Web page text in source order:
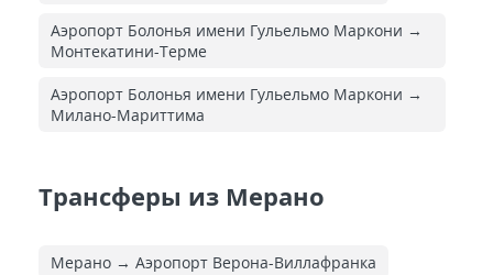
Аэропорт Болонья имени Гульельмо Маркони →
Монтекатини-Терме
Аэропорт Болонья имени Гульельмо Маркони →
Милано-Мариттима
Трансферы из Мерано
Мерано → Аэропорт Верона-Виллафранка